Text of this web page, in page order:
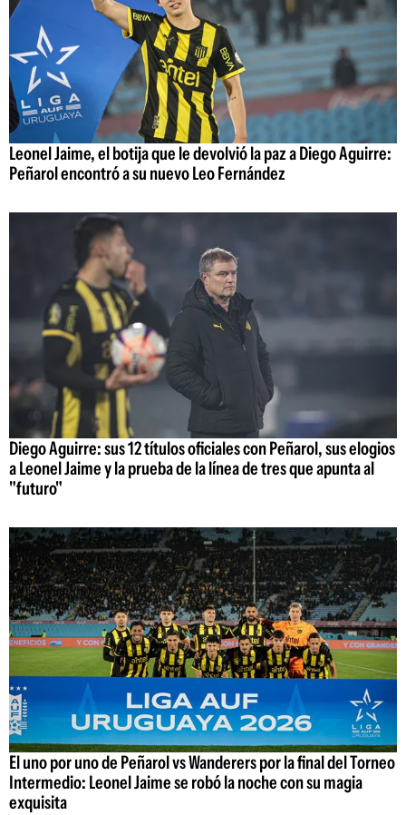
Leonel Jaime, el botija que le devolvió la paz a Diego Aguirre:
Peñarol encontró a su nuevo Leo Fernández
Diego Aguirre: sus 12 títulos oficiales con Peñarol, sus elogios
a Leonel Jaime y la prueba de la línea de tres que apunta al
"futuro"
El uno por uno de Peñarol vs Wanderers por la final del Torneo
Intermedio: Leonel Jaime se robó la noche con su magia
exquisita